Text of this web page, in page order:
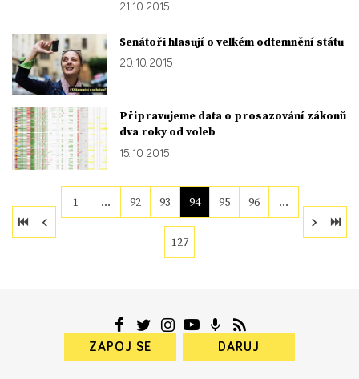
21. 10. 2015
Senátoři hlasují o velkém odtemnění státu
20. 10. 2015
Připravujeme data o prosazování zákonů
dva roky od voleb
15. 10. 2015
1 … 92 93 94 95 96 …
127
ZAPOJ SE DARUJ